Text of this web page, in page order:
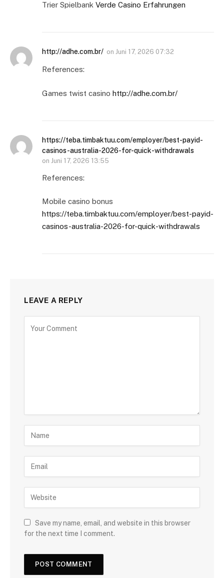
Trier Spielbank Verde Casino Erfahrungen
http://adhe.com.br/ on Juni 17, 2026 07:32
References:
Games twist casino http://adhe.com.br/
https://teba.timbaktuu.com/employer/best-payid-
casinos-australia-2026-for-quick-withdrawals
on Juni 17, 2026 13:55
References:
Mobile casino bonus
https://teba.timbaktuu.com/employer/best-payid-
casinos-australia-2026-for-quick-withdrawals
LEAVE A REPLY
Save my name, email, and website in this browser
for the next time I comment.